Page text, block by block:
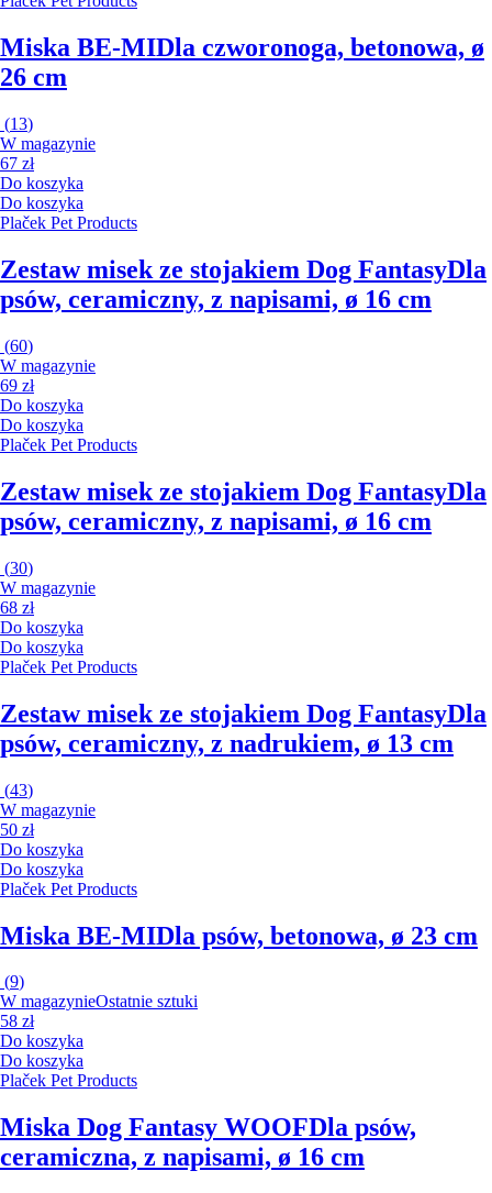
Miska BE-MIDla czworonoga, betonowa, ø
26 cm
(13)
W magazynie
67 zł
Do koszyka
Do koszyka
Plaček Pet Products
Zestaw misek ze stojakiem Dog FantasyDla
psów, ceramiczny, z napisami, ø 16 cm
(60)
W magazynie
69 zł
Do koszyka
Do koszyka
Plaček Pet Products
Zestaw misek ze stojakiem Dog FantasyDla
psów, ceramiczny, z napisami, ø 16 cm
(30)
W magazynie
68 zł
Do koszyka
Do koszyka
Plaček Pet Products
Zestaw misek ze stojakiem Dog FantasyDla
psów, ceramiczny, z nadrukiem, ø 13 cm
(43)
W magazynie
50 zł
Do koszyka
Do koszyka
Plaček Pet Products
Miska BE-MIDla psów, betonowa, ø 23 cm
(9)
W magazynieOstatnie sztuki
58 zł
Do koszyka
Do koszyka
Plaček Pet Products
Miska Dog Fantasy WOOFDla psów,
ceramiczna, z napisami, ø 16 cm